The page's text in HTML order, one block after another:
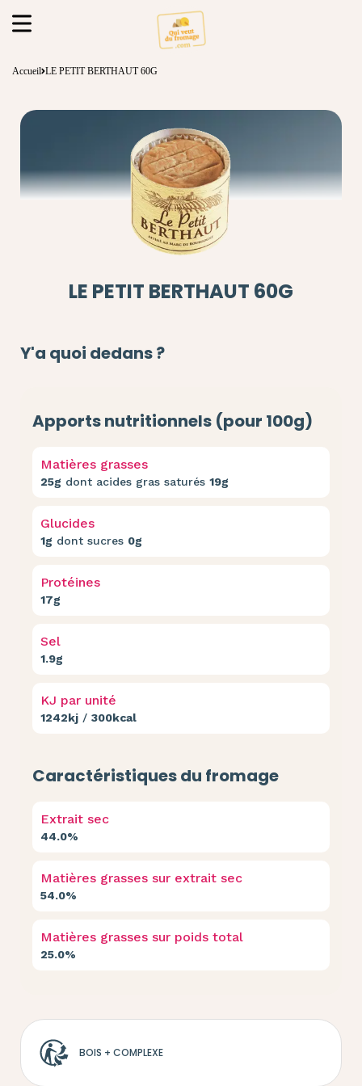
Accueil LE PETIT BERTHAUT 60G
LE PETIT BERTHAUT 60G
Y'a quoi dedans ?
Apports nutritionnels (pour 100g)
Matières grasses
25g dont acides gras saturés 19g
Glucides
1g dont sucres 0g
Protéines
17g
Sel
1.9g
KJ par unité
1242kj / 300kcal
Caractéristiques du fromage
Extrait sec
44.0%
Matières grasses sur extrait sec
54.0%
Matières grasses sur poids total
25.0%
BOIS + COMPLEXE